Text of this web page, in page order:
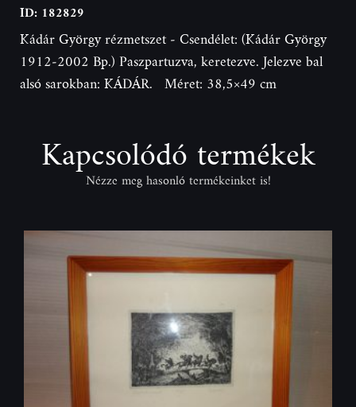
ID: 182829
Kádár György rézmetszet - Csendélet: (Kádár György
1912-2002 Bp.) Paszpartuzva, keretezve. Jelezve bal
alsó sarokban: KÁDÁR. Méret: 38,5×49 cm
Kapcsolódó termékek
Nézze meg hasonló termékeinket is!